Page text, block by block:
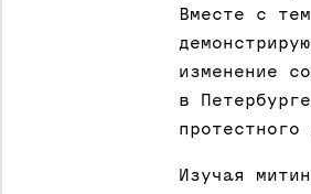
Вместе с
изменение
в
протестного
Изучая